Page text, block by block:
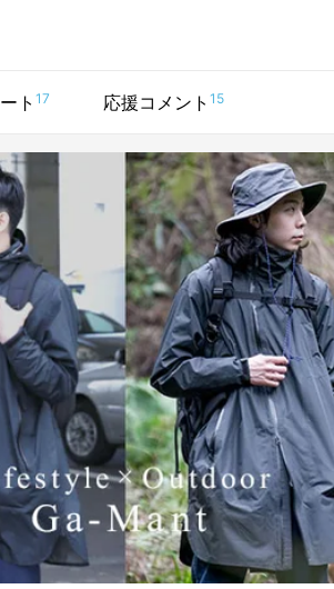
ト 17 応援コメント 15